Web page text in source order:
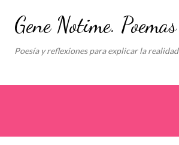
Ir al contenido principal
Gene Notime. Poemas
Poesía y reflexiones para explicar la realidad